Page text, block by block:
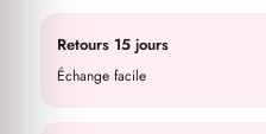
Retours 15 jours
Échange facile